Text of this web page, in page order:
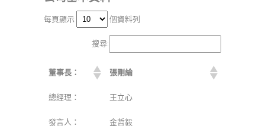
每頁顯示 個資料列
搜尋:
董事長： 張剛綸
總經理： 王立心
發言人： 金哲毅